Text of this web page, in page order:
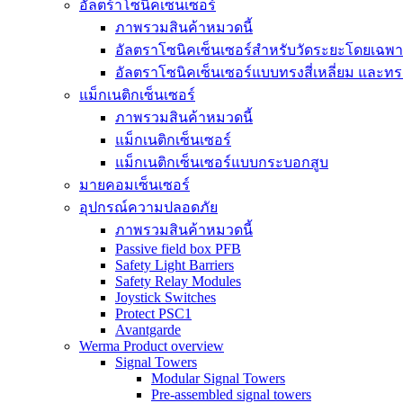
อัลตร้าโซนิคเซ็นเซอร์
ภาพรวมสินค้าหมวดนี้
อัลตราโซนิคเซ็นเซอร์สำหรับวัดระยะโดยเฉพ
อัลตราโซนิคเซ็นเซอร์แบบทรงสี่เหลี่ยม และท
แม็กเนติกเซ็นเซอร์
ภาพรวมสินค้าหมวดนี้
แม็กเนติกเซ็นเซอร์
แม็กเนติกเซ็นเซอร์แบบกระบอกสูบ
มายคอมเซ็นเซอร์
อุปกรณ์ความปลอดภัย
ภาพรวมสินค้าหมวดนี้
Passive field box PFB
Safety Light Barriers
Safety Relay Modules
Joystick Switches
Protect PSC1
Avantgarde
Werma Product overview
Signal Towers
Modular Signal Towers
Pre-assembled signal towers